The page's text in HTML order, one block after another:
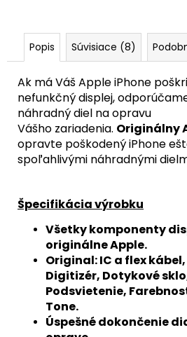
Popis Súvisiace (8)
Ak má Váš Apple iPhone
nefunkčný displej,
náhradný diel na opravu
Vášho zariadenia. Originálny
opravte poškodený iPhone
spoľahlivými náhradnými
Špecifikácia výrobku
Všetky komponenty
originálne Apple.
Original: IC a flex
Digitizér, Dotykové
Podsvietenie,
Tone.
Úspešné dokončenie